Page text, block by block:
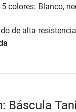
colores: Blanco,
de alta resistencia
Báscula